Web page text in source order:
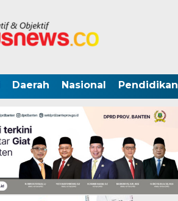
Daerah Nasional Pendidikan